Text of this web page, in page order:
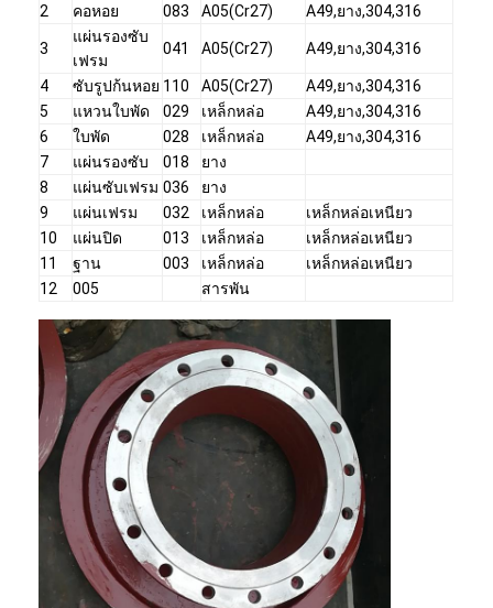
บ้าน
ผลิตภัณฑ์
วิดีโอ
แสดง VR
เกี่ยวกับเรา
ทัวร์โรงงาน
2
คอหอย 083 A05(Cr27) A49,ยาง,304,316
3
แผ่นรองซับ
เฟรม
041 A05(Cr27) A49,ยาง,304,316
4 ซับรูปก้นหอย 110 A05(Cr27)
A49,ยาง,304,316
5
แหวนใบพัด 029 เหล็กหล่อ
A49,ยาง,304,316
6
ใบพัด 028 เหล็กหล่อ
A49,ยาง,304,316
7
แผ่นรองซับ 018
ยาง
8
แผ่นซับเฟรม 036
ยาง
9
แผ่นเฟรม 032 เหล็กหล่อ
เหล็กหล่อเหนียว
10
แผ่นปิด 013 เหล็กหล่อ
เหล็กหล่อเหนียว
11
ฐาน 003 เหล็กหล่อ
เหล็กหล่อเหนียว
12
005 สารพัน